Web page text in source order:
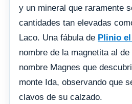
y un mineral que raramente
cantidades tan elevadas
Laco. Una fábula de Plinio
nombre de la magnetita al
nombre Magnes que
monte Ida, observando que
clavos de su calzado.